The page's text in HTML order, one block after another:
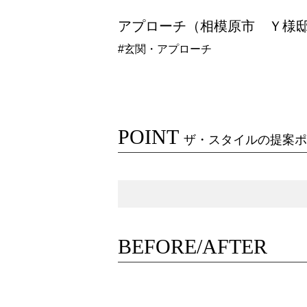
アプローチ（相模原市 Ｙ様邸
#玄関・アプローチ
POINT ザ・スタイルの提案
BEFORE/AFTER